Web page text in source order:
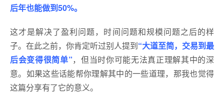
后年也能做到50%。
这才是解决了盈利问题，时间问题和规模问题之后的样
子。在此之前，你肯定听过别人提到“大道至简，交易到最
后会变得很简单”，但当时你可能无法真正理解其中的深
意。如果这些话能帮你理解其中的一些道理，那我也觉得
这篇分享有了它的意义。